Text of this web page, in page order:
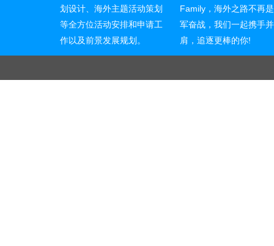
划设计、海外主题活动策划
等全方位活动安排和申请工
作以及前景发展规划。
Family，海外之路不再
军奋战，我们一起携手并
肩，追逐更棒的你!